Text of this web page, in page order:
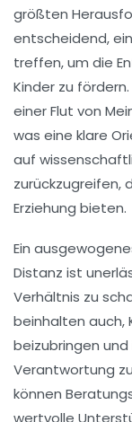
größten
entscheidend,
treffen, um die
Kinder zu
einer Flut von
was eine klare
auf
zurückzugreifen,
Erziehung bieten.
Ein
Distanz ist
Verhältnis zu
beinhalten auch,
beizubringen
Verantwortung
können
wertvolle